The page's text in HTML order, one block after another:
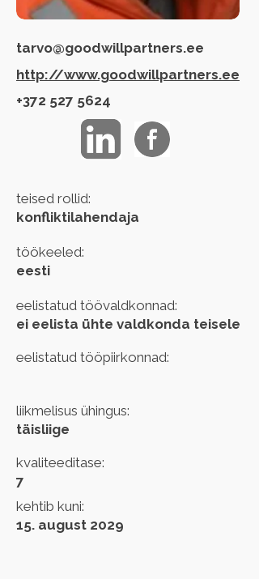
tarvo@goodwillpartners.ee
http://www.goodwillpartners.ee
+372 527 5624
teised rollid:
konfliktilahendaja
töökeeled:
eesti
eelistatud töövaldkonnad:
ei eelista ühte valdkonda teisele
eelistatud tööpiirkonnad:
liikmelisus ühingus:
täisliige
kvaliteeditase:
7
kehtib kuni:
15. august 2029